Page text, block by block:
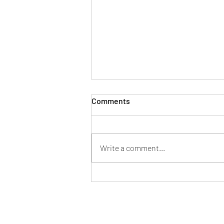
Mentor en tu nueva pega
Comments
Write a comment...